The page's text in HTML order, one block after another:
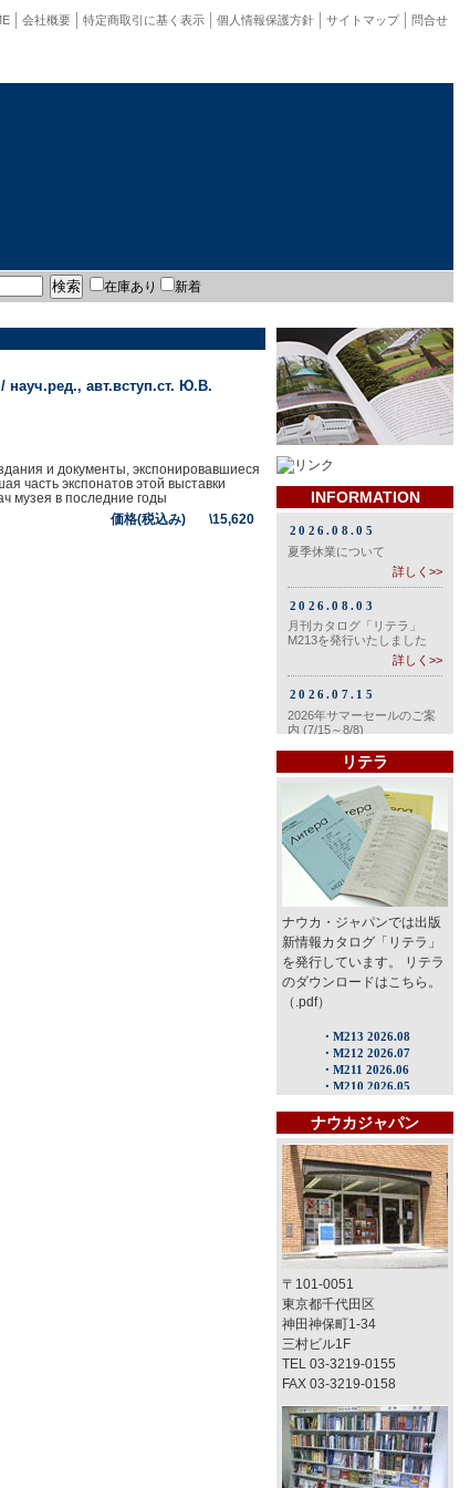
問合せ
サイトマップ
個人情報保護方針
特定商取引に基く表示
会社概要
在庫あり 新着
науч.ред., авт.вступ.ст. Ю.В.
и документы, экспонировавшиеся
часть экспонатов этой выставки
музея в последние годы
価格(税込み) \15,620
INFORMATION
リテラ
ナウカ・ジャパンでは出版
新情報カタログ「リテラ」
を発行しています。 リテラ
のダウンロードはこちら。
（.pdf）
ナウカジャパン
〒101-0051
東京都千代田区
神田神保町1-34
三村ビル1F
TEL 03-3219-0155
FAX 03-3219-0158